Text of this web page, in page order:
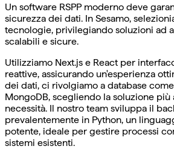
Un software RSPP moderno deve
sicurezza dei dati. In Sesamo,
tecnologie, privilegiando soluzioni ad
scalabili e sicure.
Utilizziamo Next.js e React per
reattive, assicurando un'esperienza
dei dati, ci rivolgiamo a database
MongoDB, scegliendo la soluzione più
necessità. Il nostro team sviluppa il
prevalentemente in Python, un
potente, ideale per gestire processi
sistemi esistenti.